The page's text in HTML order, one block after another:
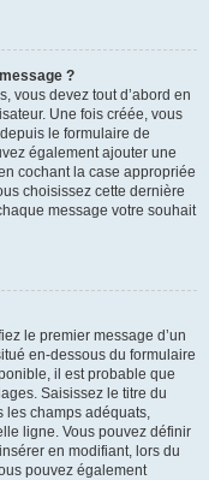
?
vous devez tout d’abord en
Une fois créée, vous
le formulaire de
également ajouter une
cochant la case appropriée
choisissez cette dernière
message votre souhait
le premier message d’un
en-dessous du formulaire
il est probable que
Saisissez le titre du
les champs adéquats,
ligne. Vous pouvez définir
en modifiant, lors du
pouvez également